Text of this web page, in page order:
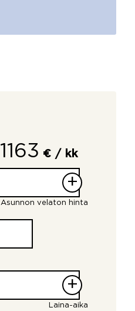
1163 € / kk
+
Asunnon velaton hinta
+
Laina-aika